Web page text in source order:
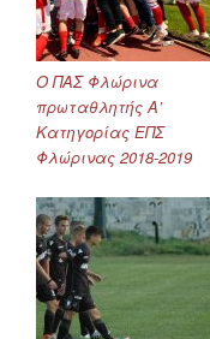
Ο ΠΑΣ Φλώρινα
πρωταθλητής Α’
Κατηγορίας ΕΠΣ
Φλώρινας 2018-2019